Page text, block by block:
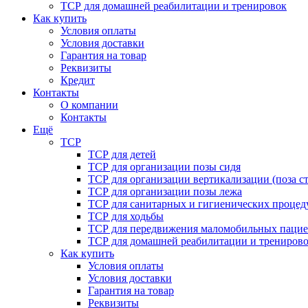
ТСР для домашней реабилитации и тренировок
Как купить
Условия оплаты
Условия доставки
Гарантия на товар
Реквизиты
Кредит
Контакты
О компании
Контакты
Ещё
ТСР
ТСР для детей
ТСР для организации позы сидя
ТСР для организации вертикализации (поза
ТСР для организации позы лежа
ТСР для санитарных и гигиенических
ТСР для ходьбы
ТСР для передвижения маломобильных
ТСР для домашней реабилитации и
Как купить
Условия оплаты
Условия доставки
Гарантия на товар
Реквизиты